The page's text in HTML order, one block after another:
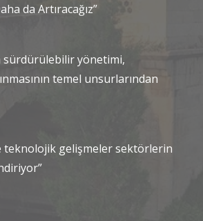
da Artıracağız”
sürdürülebilir yönetimi,
temel unsurlarından
teknolojik gelişmeler sektörlerin